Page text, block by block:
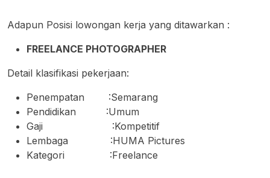
Adapun Posisi lowongan kerja yang ditawarkan :
FREELANCE PHOTOGRAPHER
Detail klasifikasi pekerjaan:
Penempatan :Semarang
Pendidikan :Umum
Gaji :Kompetitif
Lembaga :HUMA Pictures
Kategori :Freelance